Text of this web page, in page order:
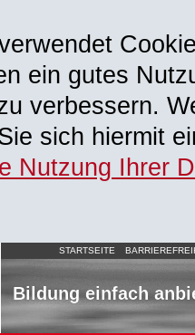
ein gutes
verbessern.
sich hiermit
Nutzung Ihrer
STARTSEITE
Bildung einfach